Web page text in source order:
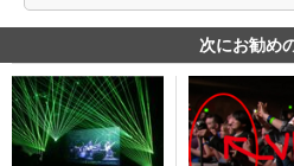
次にお勧め